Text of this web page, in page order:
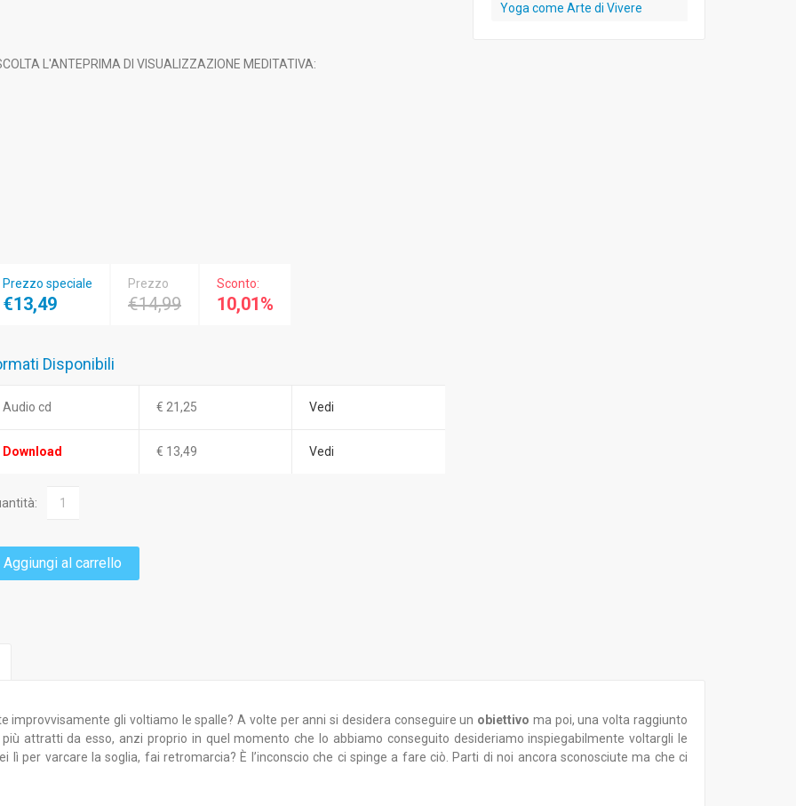
L'ANTEPRIMA DI VISUALIZZAZIONE MEDITATIVA:
Prezzo speciale
€13,49
Prezzo
€14,99
Sconto:
10,01%
Disponibili
Audio cd € 21,25 Vedi
Download € 13,49 Vedi
Aggiungi al carrello
Yoga come Arte di Vivere
improvvisamente gli voltiamo le spalle? A volte per anni si desidera conseguire un obiettivo ma poi, una volta raggiunto
attratti da esso, anzi proprio in quel momento che lo abbiamo conseguito desideriamo inspiegabilmente voltargli le
lì per varcare la soglia, fai retromarcia? È l’inconscio che ci spinge a fare ciò. Parti di noi ancora sconosciute ma che ci